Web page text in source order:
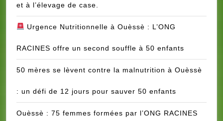
et à l’élevage de case.
Urgence Nutritionnelle à Ouèssè : L’ONG
RACINES offre un second souffle à 50 enfants
50 mères se lèvent contre la malnutrition à Ouèssè
: un défi de 12 jours pour sauver 50 enfants
Ouèssè : 75 femmes formées par l’ONG RACINES